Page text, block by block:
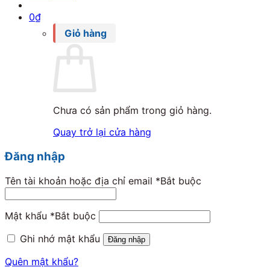
0₫
Giỏ hàng
Chưa có sản phẩm trong giỏ hàng.
Quay trở lại cửa hàng
Đăng nhập
Tên tài khoản hoặc địa chỉ email *Bắt buộc
Mật khẩu *Bắt buộc
Ghi nhớ mật khẩu
Đăng nhập
Quên mật khẩu?